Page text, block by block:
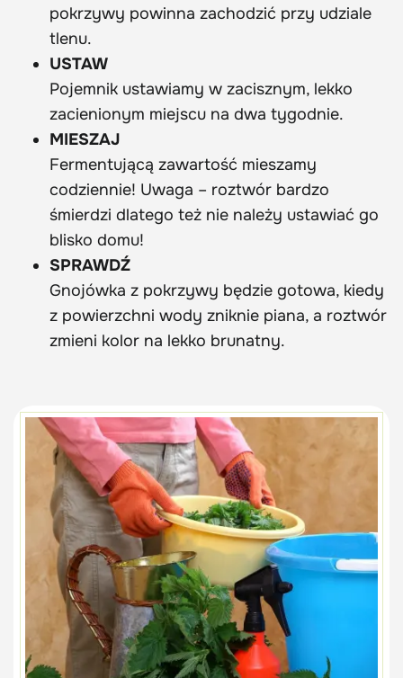
pokrzywy powinna zachodzić przy udziale
tlenu.
USTAW
Pojemnik ustawiamy w zacisznym, lekko
zacienionym miejscu na dwa tygodnie.
MIESZAJ
Fermentującą zawartość mieszamy
codziennie! Uwaga – roztwór bardzo
śmierdzi dlatego też nie należy ustawiać go
blisko domu!
SPRAWDŹ
Gnojówka z pokrzywy będzie gotowa, kiedy
z powierzchni wody zniknie piana, a roztwór
zmieni kolor na lekko brunatny.